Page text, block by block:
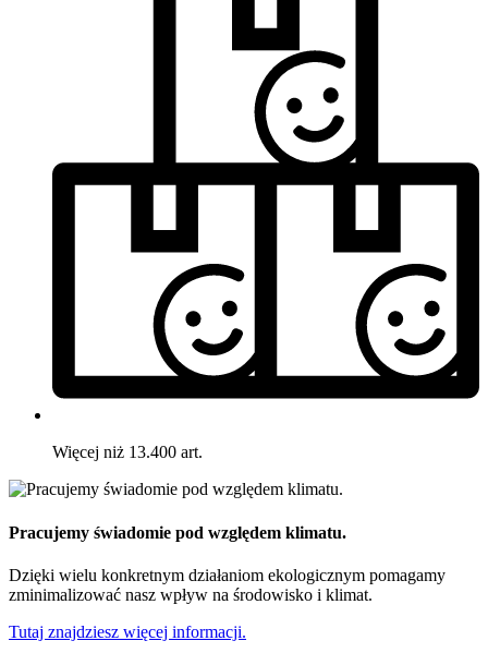
Więcej niż 13.400 art.
Pracujemy świadomie pod względem klimatu.
Dzięki wielu konkretnym działaniom ekologicznym pomagamy
zminimalizować nasz wpływ na środowisko i klimat.
Tutaj znajdziesz więcej informacji.